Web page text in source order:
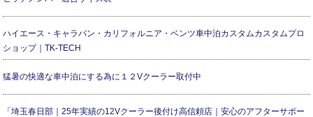
ハイエース・キャラバン・カリフォルニア・ベンツ車中泊カスタムカスタムプロ
ショップ｜TK-TECH
猛暑の快適な車中泊にする為に１２Vクーラー取付中
「埼玉春日部｜25年実績の12Vクーラー後付け高信頼店｜安心のアフターサポー